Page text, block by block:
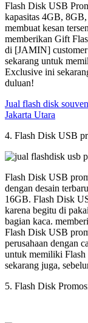
Flash Disk USB
kapasitas 4GB,
membuat kesan
memberikan Gift
di [JAMIN]
sekarang untuk
Exclusive ini
duluan!
Jual flash disk
Jakarta Utara
4. Flash Disk USB
Flash Disk USB
dengan desain
16GB. Flash Disk
karena begitu di
bagian kaca.
Flash Disk USB
perusahaan dengan
untuk memiliki
sekarang juga,
5. Flash Disk